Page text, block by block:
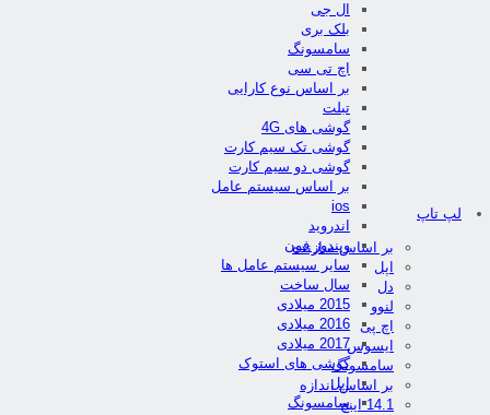
ال جی
بلک بری
سامسونگ
اچ تی سی
بر اساس نوع کارایی
تبلت
گوشی های 4G
گوشی تک سیم کارت
گوشی دو سیم کارت
بر اساس سیستم عامل
ios
اندروید
ویندوز فون
سایر سیستم عامل ها
سال ساخت
2015 میلادی
2016 میلادی
2017 میلادی
گوشی های استوک
اپل
سامسونگ
لپ تاپ
بر اساس سازنده
اپل
دل
لنوو
اچ پی
ایسوس
سامسونگ
بر اساس اندازه
14.1 اینچ